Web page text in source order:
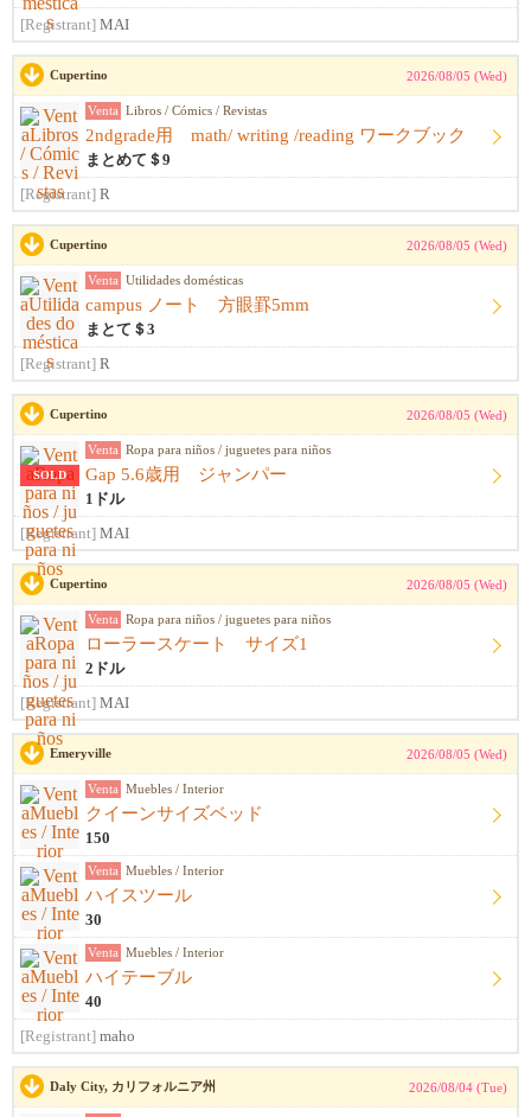
[Registrant] MAI
Cupertino 2026/08/05 (Wed)
Venta Libros / Cómics / Revistas
2ndgrade用 math/ writing /reading ワークブック
まとめて＄9
[Registrant] R
Cupertino 2026/08/05 (Wed)
Venta Utilidades domésticas
campus ノート 方眼罫5mm
まとて＄3
[Registrant] R
Cupertino 2026/08/05 (Wed)
SOLD
Venta Ropa para niños / juguetes para niños
Gap 5.6歳用 ジャンパー
1ドル
[Registrant] MAI
Cupertino 2026/08/05 (Wed)
Venta Ropa para niños / juguetes para niños
ローラースケート サイズ1
2ドル
[Registrant] MAI
Emeryville 2026/08/05 (Wed)
Venta Muebles / Interior
クイーンサイズベッド
150
Venta Muebles / Interior
ハイスツール
30
Venta Muebles / Interior
ハイテーブル
40
[Registrant] maho
Daly City, カリフォルニア州 2026/08/04 (Tue)